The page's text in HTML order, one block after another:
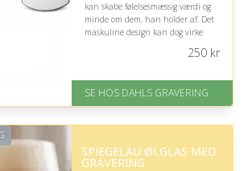
kan skabe følelsesmæssig værdi og
minde om dem, han holder af. Det
maskuline design kan dog virke
På lager
Levering: 2-3 dage
på 4.8 ud af 5
250kr
SE HOS DAHLS GRAVERING
SPIEGELAU ØLGLAS MED
GRAVERING